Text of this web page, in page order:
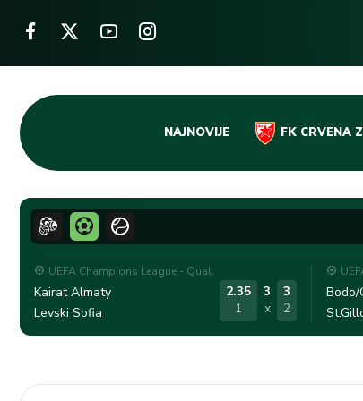
Skip
content
NAJNOVIJE FK CRVENA
UEFA Champions League - Qual.
Kairat Almaty
Levski Sofia
2.35
1
3
x
3
2
Bodo/